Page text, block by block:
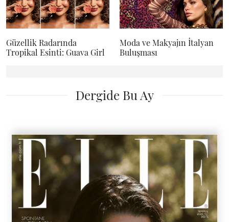
Güzellik Radarında
Tropikal Esinti: Guava Girl
Moda ve Makyajın İtalyan
Buluşması
Dergide Bu Ay